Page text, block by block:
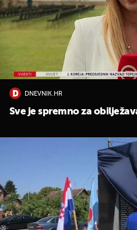
DNEVNIK.HR
Sve je spremno za